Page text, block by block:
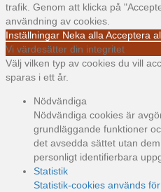
trafik. Genom att klicka på
användning av cookies.
Inställningar Neka alla Acceptera
Vi värdesätter din integritet
Välj vilken typ av cookies du vill
sparas i ett år.
Nödvändiga
Nödvändiga cookies är
grundläggande funktioner
det avsedda sättet utan
personligt identifierbara
Statistik
Statistik-cookies används